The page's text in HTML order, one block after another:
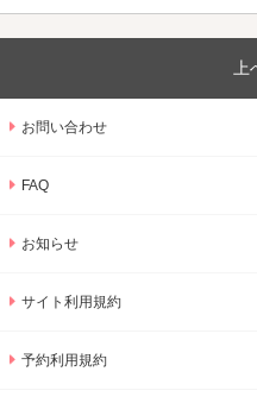
お問い合わせ
FAQ
お知らせ
サイト利用規約
予約利用規約